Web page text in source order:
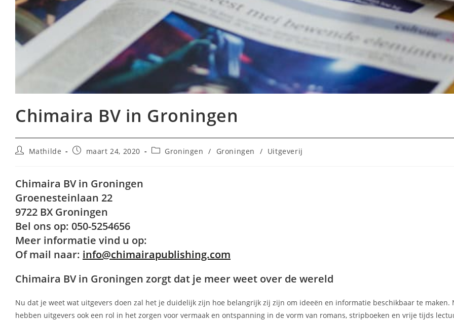
Chimaira BV in Groningen
BerichtMathilde
Berichtmaart 24, 2020 Berichtcategorie:
Groningen / Groningen / Uitgeverij
Chimaira BV in Groningen
Groenesteinlaan 22
9722 BX Groningen
Bel ons op: 050-5254656
Meer informatie vind u op:
Of mail naar: info@chimairapublishing.com
Chimaira BV in Groningen zorgt dat je meer weet over de wereld
Nu dat je weet wat uitgevers doen zal het je duidelijk zijn hoe belangrijk zij zijn om ideeën en informatie beschikbaar te maken.
hebben uitgevers ook een rol in het zorgen voor vermaak en ontspanning in de vorm van romans, stripboeken en vrije tijds